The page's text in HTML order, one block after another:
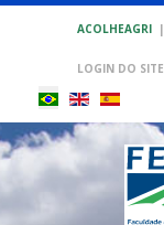
ACOLHEAGRI |
LOGIN DO SITE